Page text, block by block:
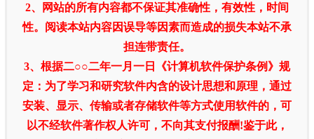
2、网站的所有内容都不保证其准确性，有效性，时间
性。阅读本站内容因误导等因素而造成的损失本站不承
担连带责任。
3、根据二○○二年一月一日《计算机软件保护条例》规
定：为了学习和研究软件内含的设计思想和原理，通过
安装、显示、传输或者存储软件等方式使用软件的，可
以不经软件著作权人许可，不向其支付报酬!鉴于此，